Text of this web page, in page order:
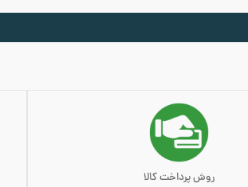
روش پرداخت کالا